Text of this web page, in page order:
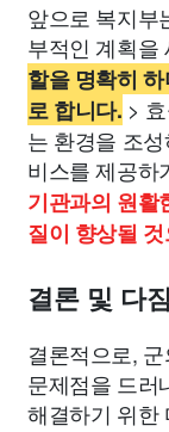
앞으로 복지부
부적인 계획을
할을 명확히
로 합니다. >
는 환경을 조
비스를 제공하
기관과의 원활
질이 향상될
결론 및 다짐
결론적으로,
문제점을 드러
해결하기 위한